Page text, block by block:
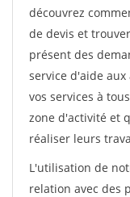
découvrez
de devis et
présent des
service d'aide
vos services à
zone d'activité et
réaliser leurs
L'utilisation de
relation avec des